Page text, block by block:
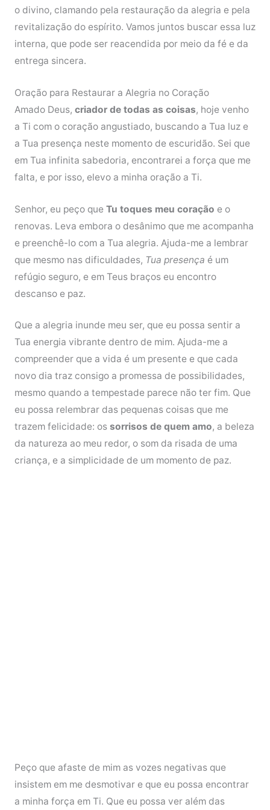
o divino, clamando pela restauração da alegria e pela
revitalização do espírito. Vamos juntos buscar essa luz
interna, que pode ser reacendida por meio da fé e da
entrega sincera.
Oração para Restaurar a Alegria no Coração
Amado Deus, criador de todas as coisas, hoje venho
a Ti com o coração angustiado, buscando a Tua luz e
a Tua presença neste momento de escuridão. Sei que
em Tua infinita sabedoria, encontrarei a força que me
falta, e por isso, elevo a minha oração a Ti.
Senhor, eu peço que Tu toques meu coração e o
renovas. Leva embora o desânimo que me acompanha
e preenchê-lo com a Tua alegria. Ajuda-me a lembrar
que mesmo nas dificuldades, Tua presença é um
refúgio seguro, e em Teus braços eu encontro
descanso e paz.
Que a alegria inunde meu ser, que eu possa sentir a
Tua energia vibrante dentro de mim. Ajuda-me a
compreender que a vida é um presente e que cada
novo dia traz consigo a promessa de possibilidades,
mesmo quando a tempestade parece não ter fim. Que
eu possa relembrar das pequenas coisas que me
trazem felicidade: os sorrisos de quem amo, a beleza
da natureza ao meu redor, o som da risada de uma
criança, e a simplicidade de um momento de paz.
Peço que afaste de mim as vozes negativas que
insistem em me desmotivar e que eu possa encontrar
a minha força em Ti. Que eu possa ver além das